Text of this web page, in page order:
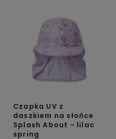
Czapka UV z
daszkiem na słońce
Splash About - lilac
spring